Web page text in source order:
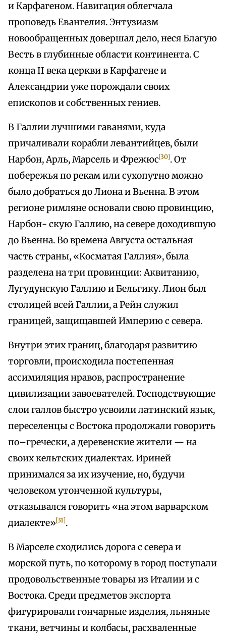
и Карфагеном. Навигация облегчала
проповедь Евангелия. Энтузиазм
новообращенных довершал дело, неся Благую
Весть в глубинные области континента. С
конца II века церкви в Карфагене и
Александрии уже порождали своих
епископов и собственных гениев.
В Галлии лучшими гаванями, куда
причаливали корабли левантийцев, были
Нарбон, Арль, Марсель и Фрежюс[30]. От
побережья по рекам или сухопутно можно
было добраться до Лиона и Вьенна. В этом
регионе римляне основали свою провинцию,
Нарбон- скую Галлию, на севере доходившую
до Вьенна. Во времена Августа остальная
часть страны, «Косматая Галлия», была
разделена на три провинции: Аквитанию,
Лугудунскую Галлию и Бельгику. Лион был
столицей всей Галлии, а Рейн служил
границей, защищавшей Империю с севера.
Внутри этих границ, благодаря развитию
торговли, происходила постепенная
ассимиляция нравов, распространение
цивилизации завоевателей. Господствующие
слои галлов быстро усвоили латинский язык,
переселенцы с Востока продолжали говорить
по–гречески, а деревенские жители — на
своих кельтских диалектах. Ириней
принимался за их изучение, но, будучи
человеком утонченной культуры,
отказывался говорить «на этом варварском
диалекте»[31].
В Марселе сходились дорога с севера и
морской путь, по которому в город поступали
продовольственные товары из Италии и с
Востока. Среди предметов экспорта
фигурировали гончарные изделия, льняные
ткани, ветчины и колбасы, расхваленные